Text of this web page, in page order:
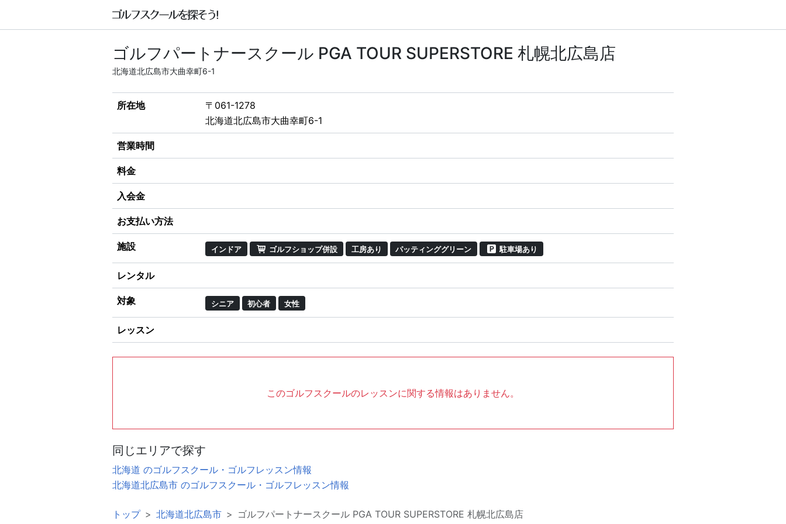
ゴルフパートナースクール PGA TOUR SUPERSTORE 札幌北広島店
北海道北広島市大曲幸町6-1
所在地
〒061-1278
北海道北広島市大曲幸町6-1
営業時間
料金
入会金
お支払い方法
施設 インドア ゴルフショップ併設 工房あり パッティンググリーン 駐車場あり
レンタル
対象 シニア 初心者 女性
レッスン
このゴルフスクールのレッスンに関する情報はありません。
同じエリアで探す
北海道 のゴルフスクール・ゴルフレッスン情報
北海道北広島市 のゴルフスクール・ゴルフレッスン情報
トップ 北海道北広島市 ゴルフパートナースクール PGA TOUR SUPERSTORE 札幌北広島店